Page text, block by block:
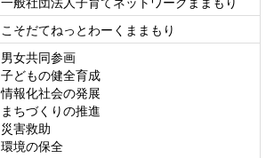
こそだてねっとわーくままもり
男女共同参画
子どもの健全育成
情報化社会の発展
まちづくりの推進
災害救助
環境の保全